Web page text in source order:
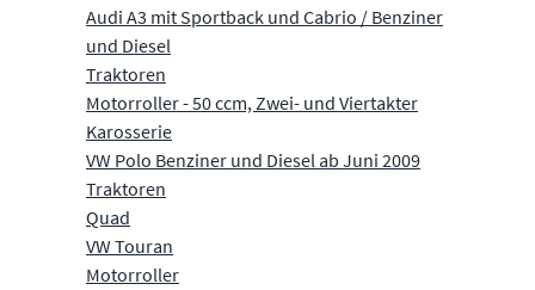
Audi A3 mit Sportback und Cabrio / Benziner
und Diesel
Traktoren
Motorroller - 50 ccm, Zwei- und Viertakter
Karosserie
VW Polo Benziner und Diesel ab Juni 2009
Traktoren
Quad
VW Touran
Motorroller